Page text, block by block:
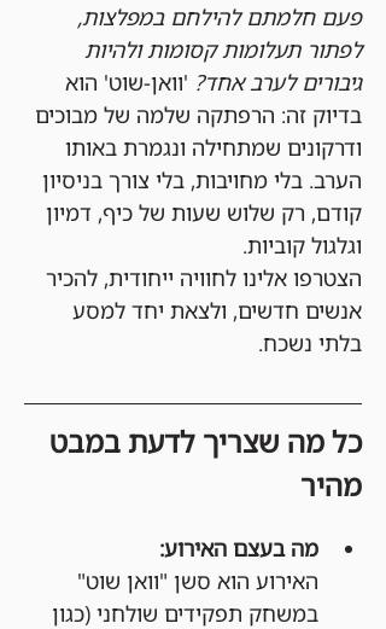
פעם חלמתם להילחם במפלצות,
לפתור תעלומות קסומות ולהיות
גיבורים לערב אחד? 'וואן-שוט' הוא
בדיוק זה: הרפתקה שלמה של מבוכים
ודרקונים שמתחילה ונגמרת באותו
הערב. בלי מחויבות, בלי צורך בניסיון
קודם, רק שלוש שעות של כיף, דמיון
וגלגול קוביות.
הצטרפו אלינו לחוויה ייחודית, להכיר
אנשים חדשים, ולצאת יחד למסע
בלתי נשכח.
כל מה שצריך לדעת במבט
מהיר
מה בעצם האירוע:
האירוע הוא סשן "וואן שוט"
במשחק תפקידים שולחני (כגון